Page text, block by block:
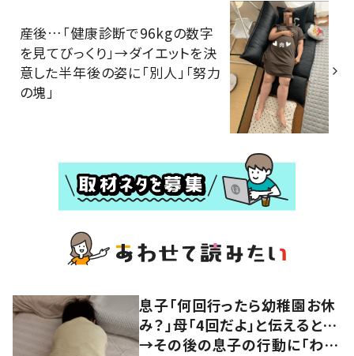
産後…「健康診断で96kgの数字
を見てびっくり」→ダイエットを決
意した半年後の姿に「別人」「努力
の塊」
息子「何回行ったら幼稚園お休
み？」母「4回だよ」と伝えると…
→その後の息子の行動に「わか